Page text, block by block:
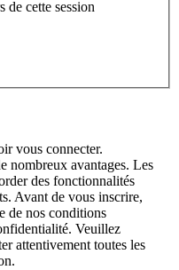
de cette session
vous connecter.
nombreux avantages. Les
des fonctionnalités
Avant de vous inscrire,
de nos conditions
Veuillez
attentivement toutes les